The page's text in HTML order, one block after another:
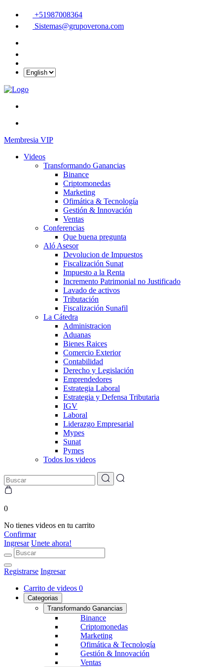
+51987008364
Sistemas@grupoverona.com
Membresia VIP
Videos
Transformando Ganancias
Binance
Criptomonedas
Marketing
Ofimática & Tecnología
Gestión & Innovación
Ventas
Conferencias
Que buena pregunta
Aló Asesor
Devolucion de Impuestos
Fiscalización Sunat
Impuesto a la Renta
Incremento Patrimonial no Justificado
Lavado de activos
Tributación
Fiscalización Sunafil
La Cátedra
Administracion
Aduanas
Bienes Raices
Comercio Exterior
Contabilidad
Derecho y Legislación
Emprendedores
Estrategia Laboral
Estrategia y Defensa Tributaria
IGV
Laboral
Liderazgo Empresarial
Mypes
Sunat
Pymes
Todos los videos
0
No tienes videos en tu carrito
Confirmar
Ingresar Unete ahora!
Registrarse Ingresar
Carrito de videos 0
Categorias
Transformando Ganancias
Binance
Criptomonedas
Marketing
Ofimática & Tecnología
Gestión & Innovación
Ventas